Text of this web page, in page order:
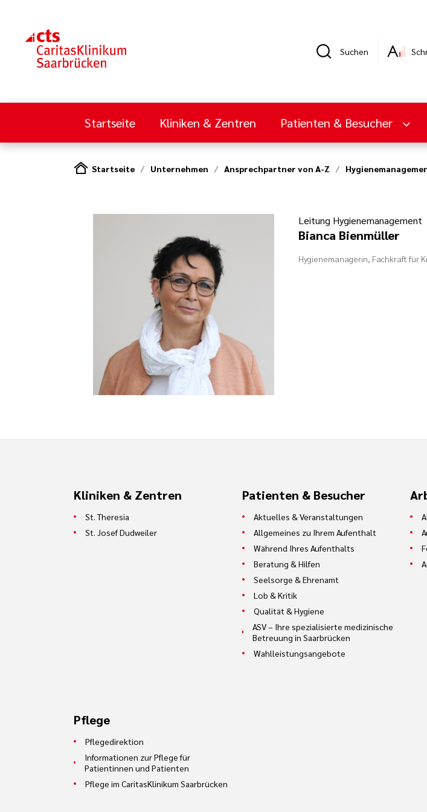
Suchen
Startseite Kliniken & Zentren Patienten & Besucher
Startseite Unternehmen Ansprechpartner von A-Z
Leitung Hygienemanagement
Bianca Bienmüller
Hygienemanagerin, Fachkraft für
Kliniken & Zentren
St. Theresia
St. Josef Dudweiler
Patienten & Besucher
Aktuelles & Veranstaltungen
Allgemeines zu Ihrem Aufenthalt
Während Ihres Aufenthalts
Beratung & Hilfen
Seelsorge & Ehrenamt
Lob & Kritik
Qualität & Hygiene
ASV – Ihre spezialisierte medizinische
Betreuung in Saarbrücken
Wahlleistungsangebote
Pflege
Pflegedirektion
Informationen zur Pflege für
Patientinnen und Patienten
Pflege im CaritasKlinikum Saarbrücken